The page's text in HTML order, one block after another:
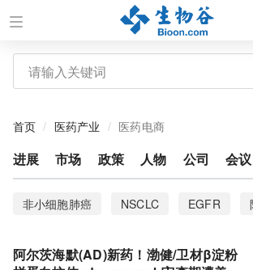
首页 医药产业 医药电商
进展 市场 政策 人物 公司 会议
非小细胞肺癌 NSCLC EGFR
阿尔茨海默(AD)新药！渤健/卫材β淀粉